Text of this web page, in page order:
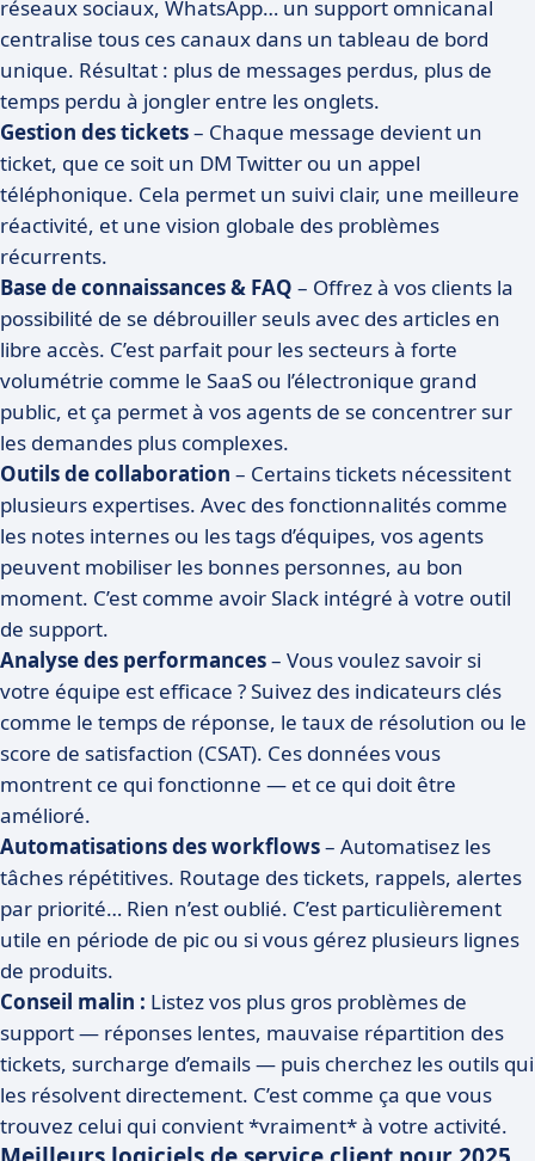
réseaux sociaux, WhatsApp… un support omnicanal
centralise tous ces canaux dans un tableau de bord
unique. Résultat : plus de messages perdus, plus de
temps perdu à jongler entre les onglets.
Gestion des tickets– Chaque message devient un
ticket, que ce soit un DM Twitter ou un appel
téléphonique. Cela permet un suivi clair, une meilleure
réactivité, et une vision globale des problèmes
récurrents.
Base de connaissances & FAQ – Offrez à vos clients la
possibilité de se débrouiller seuls avec des articles en
libre accès. C’est parfait pour les secteurs à forte
volumétrie comme le SaaS ou l’électronique grand
public, et ça permet à vos agents de se concentrer sur
les demandes plus complexes.
Outils de collaboration – Certains tickets nécessitent
plusieurs expertises. Avec des fonctionnalités comme
les notes internes ou les tags d’équipes, vos agents
peuvent mobiliser les bonnes personnes, au bon
moment. C’est comme avoir Slack intégré à votre outil
de support.
Analyse des performances– Vous voulez savoir si
votre équipe est efficace ? Suivez des indicateurs clés
comme le temps de réponse, le taux de résolution ou le
score de satisfaction (CSAT). Ces données vous
montrent ce qui fonctionne — et ce qui doit être
amélioré.
Automatisations des workflows– Automatisez les
tâches répétitives. Routage des tickets, rappels, alertes
par priorité… Rien n’est oublié. C’est particulièrement
utile en période de pic ou si vous gérez plusieurs lignes
de produits.
Conseil malin : Listez vos plus gros problèmes de
support — réponses lentes, mauvaise répartition des
tickets, surcharge d’emails — puis cherchez les outils qui
les résolvent directement. C’est comme ça que vous
trouvez celui qui convient *vraiment* à votre activité.